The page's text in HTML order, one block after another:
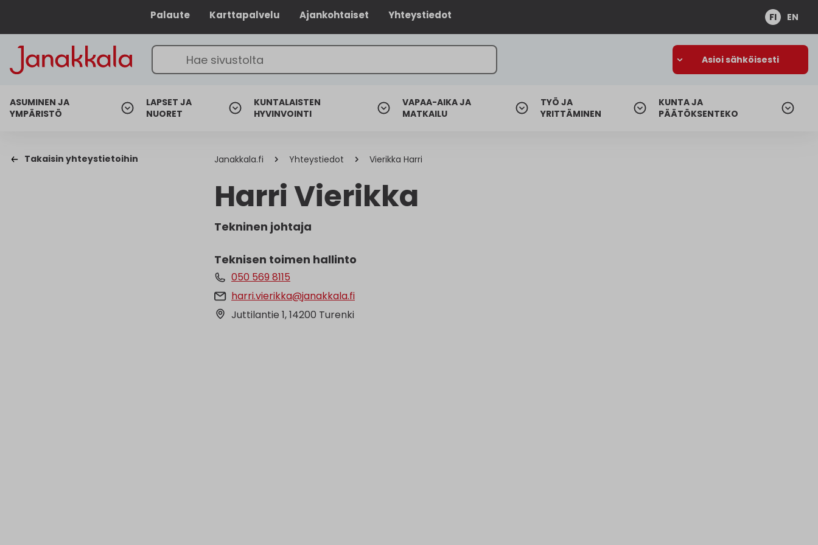
Palaute Karttapalvelu Ajankohtaiset Yhteystiedot FI EN
Asioi sähköisesti
ASUMINEN JA
YMPÄRISTÖ
LAPSET JA
NUORET
KUNTALAISTEN
HYVINVOINTI
VAPAA-AIKA JA
MATKAILU
TYÖ JA
YRITTÄMINEN
KUNTA JA
PÄÄTÖKSENTEKO
Takaisin yhteystietoihin Janakkala.fi Yhteystiedot Vierikka Harri
Harri Vierikka
Tekninen johtaja
Teknisen toimen hallinto
050 569 8115
harri.vierikka@janakkala.fi
Juttilantie 1, 14200 Turenki